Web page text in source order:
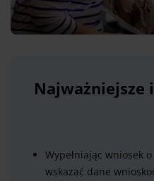
Najważniejsze
Wypełniając wniosek
wskazać dane